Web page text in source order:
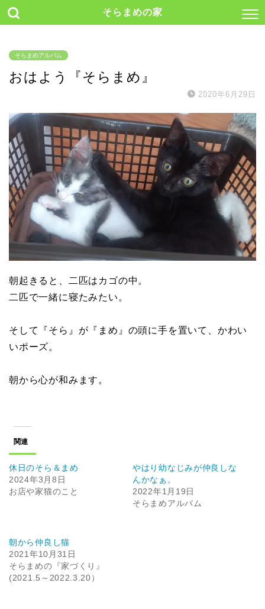
そらまめの家
そらまめアルバム
おはよう『そらまめ』
2020年6月29日
朝起きると、二匹はカゴの中。
二匹で一緒に寝たみたい。
そして『そら』が『まめ』の頭に手を置いて、かわい
いポーズ。
朝から心が和みます。
関連
休日のそら＆まめ
2024年3月8日
お店や家猫のこと
やはり幼なじみが仲良しな
んかなぁ。
2022年1月19日
そらまめアルバム
朝から仲良し猫
2021年10月31日
そらまめの『家づくり』
(2021.5～2022.3.20）